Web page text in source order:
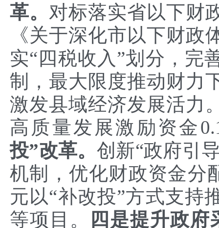
革。 对标落实省以下财
《关于深化市以下财
实“四税收入”划分，完
制，最大限度推动财力
激发县域经济发展活力
高质量发展激励资金
投”改革。 创新“政府引
机制，优化财政资金分
元以“补改投”方式支持
等项目。
四是提升政